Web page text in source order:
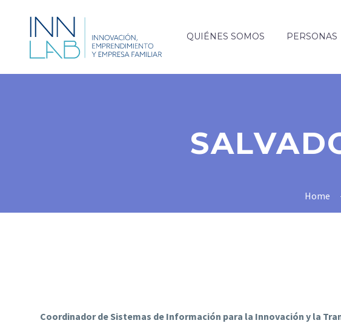
QUIÉNES SOMOS PERSONAS
Home
Coordinador de Sistemas de Información para la Innovación y la